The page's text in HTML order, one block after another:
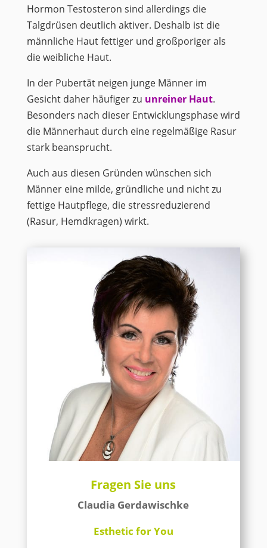
Hormon Testosteron sind allerdings die
Talgdrüsen deutlich aktiver. Deshalb ist die
männliche Haut fettiger und großporiger als
die weibliche Haut.
In der Pubertät neigen junge Männer im
Gesicht daher häufiger zu unreiner Haut.
Besonders nach dieser Entwicklungsphase wird
die Männerhaut durch eine regelmäßige Rasur
stark beansprucht.
Auch aus diesen Gründen wünschen sich
Männer eine milde, gründliche und nicht zu
fettige Hautpflege, die stressreduzierend
(Rasur, Hemdkragen) wirkt.
Fragen Sie uns
Claudia Gerdawischke
Esthetic for You